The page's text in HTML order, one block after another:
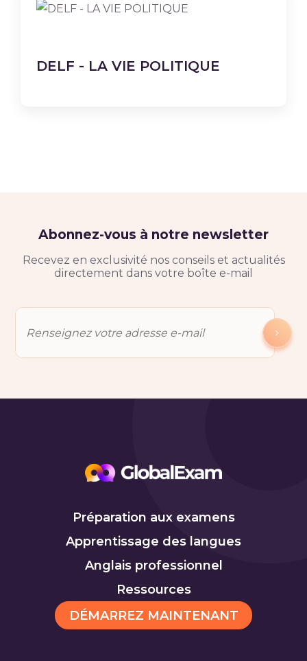
DELF - LA VIE POLITIQUE
Abonnez-vous à notre newsletter
Recevez en exclusivité nos conseils et actualités
directement dans votre boîte e-mail
Préparation aux examens
Apprentissage des langues
Anglais professionnel
Ressources
DÉMARREZ MAINTENANT